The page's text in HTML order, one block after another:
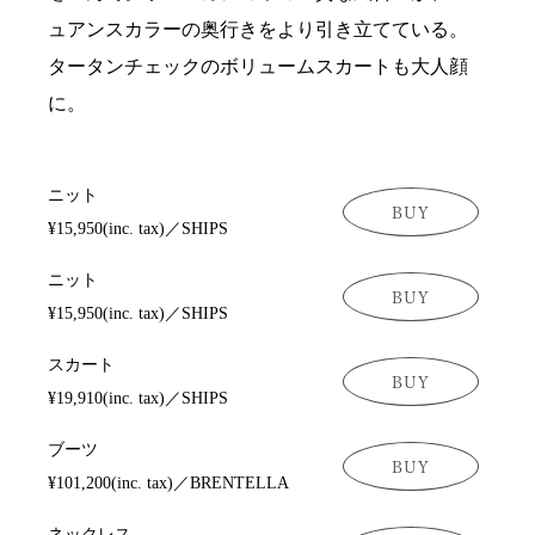
ュアンスカラーの奥行きをより引き立てている。
タータンチェックのボリュームスカートも大人顔
に。
ニット
¥15,950(inc. tax)／SHIPS
BUY
ニット
¥15,950(inc. tax)／SHIPS
BUY
スカート
¥19,910(inc. tax)／SHIPS
BUY
ブーツ
¥101,200(inc. tax)／BRENTELLA
BUY